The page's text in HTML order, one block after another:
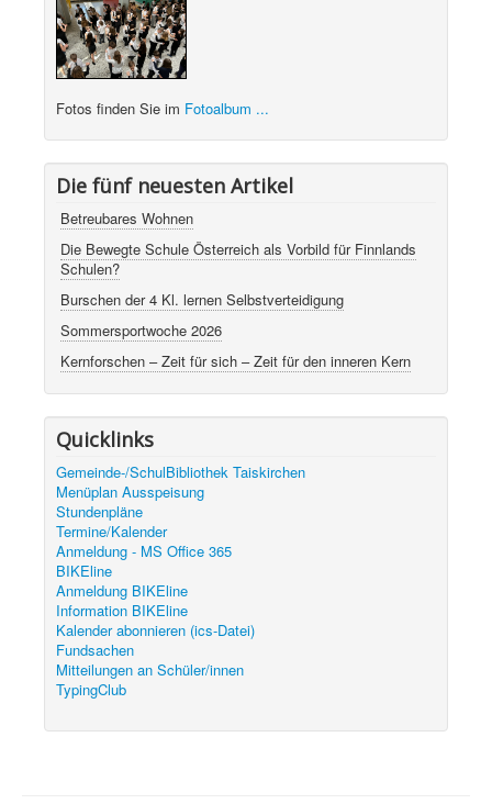
Fotos finden Sie im Fotoalbum ...
Die fünf neuesten Artikel
Betreubares Wohnen
Die Bewegte Schule Österreich als Vorbild für Finnlands
Schulen?
Burschen der 4 Kl. lernen Selbstverteidigung
Sommersportwoche 2026
Kernforschen – Zeit für sich – Zeit für den inneren Kern
Quicklinks
Gemeinde-/SchulBibliothek Taiskirchen
Menüplan Ausspeisung
Stundenpläne
Termine/Kalender
Anmeldung - MS Office 365
BIKEline
Anmeldung BIKEline
Information BIKEline
Kalender abonnieren (ics-Datei)
Fundsachen
Mitteilungen an Schüler/innen
TypingClub